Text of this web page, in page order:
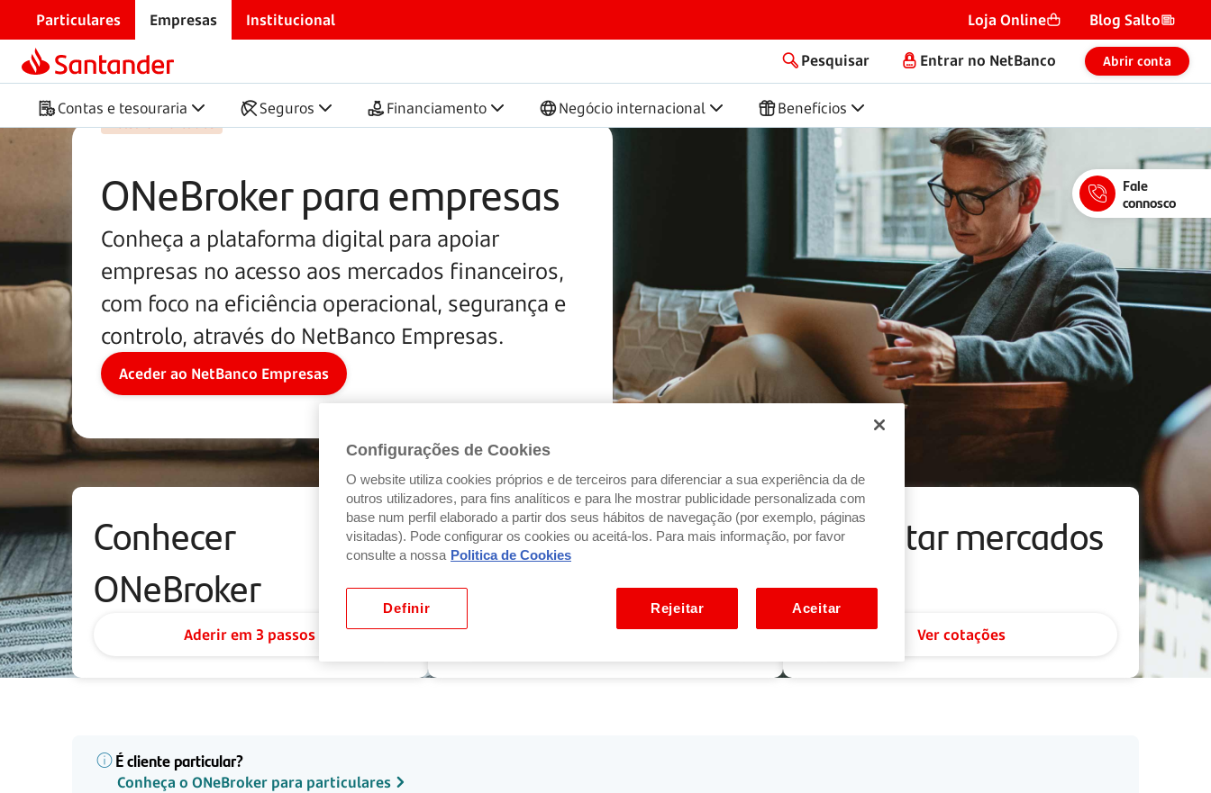
Particulares Empresas Institucional Loja Online Blog Salto
Pesquisar Entrar no NetBanco Abrir conta
Contas e tesouraria Seguros Financiamento Negócio internacional Benefícios
Início ONeBroker para empresas
ONeBroker para empresas
Conheça a plataforma digital para apoiar
empresas no acesso aos mercados financeiros,
com foco na eficiência operacional, segurança e
controlo, através do NetBanco Empresas.
Aceder ao NetBanco Empresas
Conhecer
ONeBroker
Aderir em 3 passos
Qual é o preçário
Aceder à explicação
Consultar mercados
Ver cotações
É cliente particular?
Conheça o ONeBroker para particulares
Fale
connosco
Configurações de Cookies
O website utiliza cookies próprios e de terceiros para diferenciar a sua experiência da de
outros utilizadores, para fins analíticos e para lhe mostrar publicidade personalizada com
base num perfil elaborado a partir dos seus hábitos de navegação (por exemplo, páginas
visitadas). Pode configurar os cookies ou aceitá-los. Para mais informação, por favor
consulte a nossa Politica de Cookies
Definir Rejeitar Aceitar